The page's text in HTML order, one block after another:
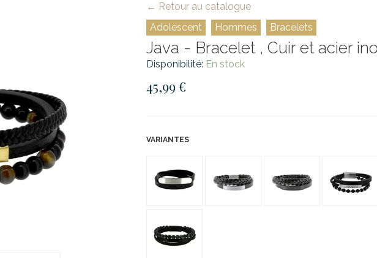
← Retour au catalogue
Adolescent
Hommes Bracelets
Java - Bracelet , Cuir et acier
Disponibilité: En stock
45,99 €
VARIANTES